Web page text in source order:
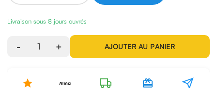
Livraison sous 8 jours ouvrés
- 1 + AJOUTER AU PANIER